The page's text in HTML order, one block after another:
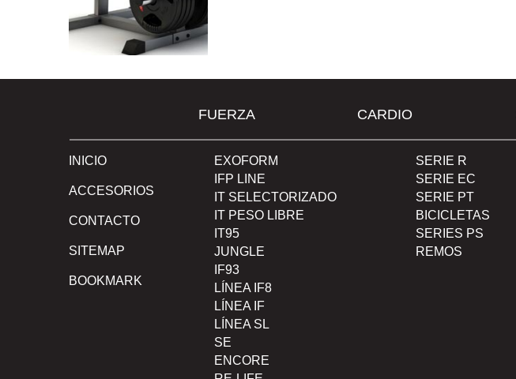
FUERZA CARDIO
INICIO
ACCESORIOS
CONTACTO
SITEMAP
BOOKMARK
EXOFORM
IFP LINE
IT SELECTORIZADO
IT PESO LIBRE
IT95
JUNGLE
IF93
LÍNEA IF8
LÍNEA IF
LÍNEA SL
SE
ENCORE
SERIE R
SERIE EC
SERIE PT
BICICLETAS
SERIES PS
REMOS